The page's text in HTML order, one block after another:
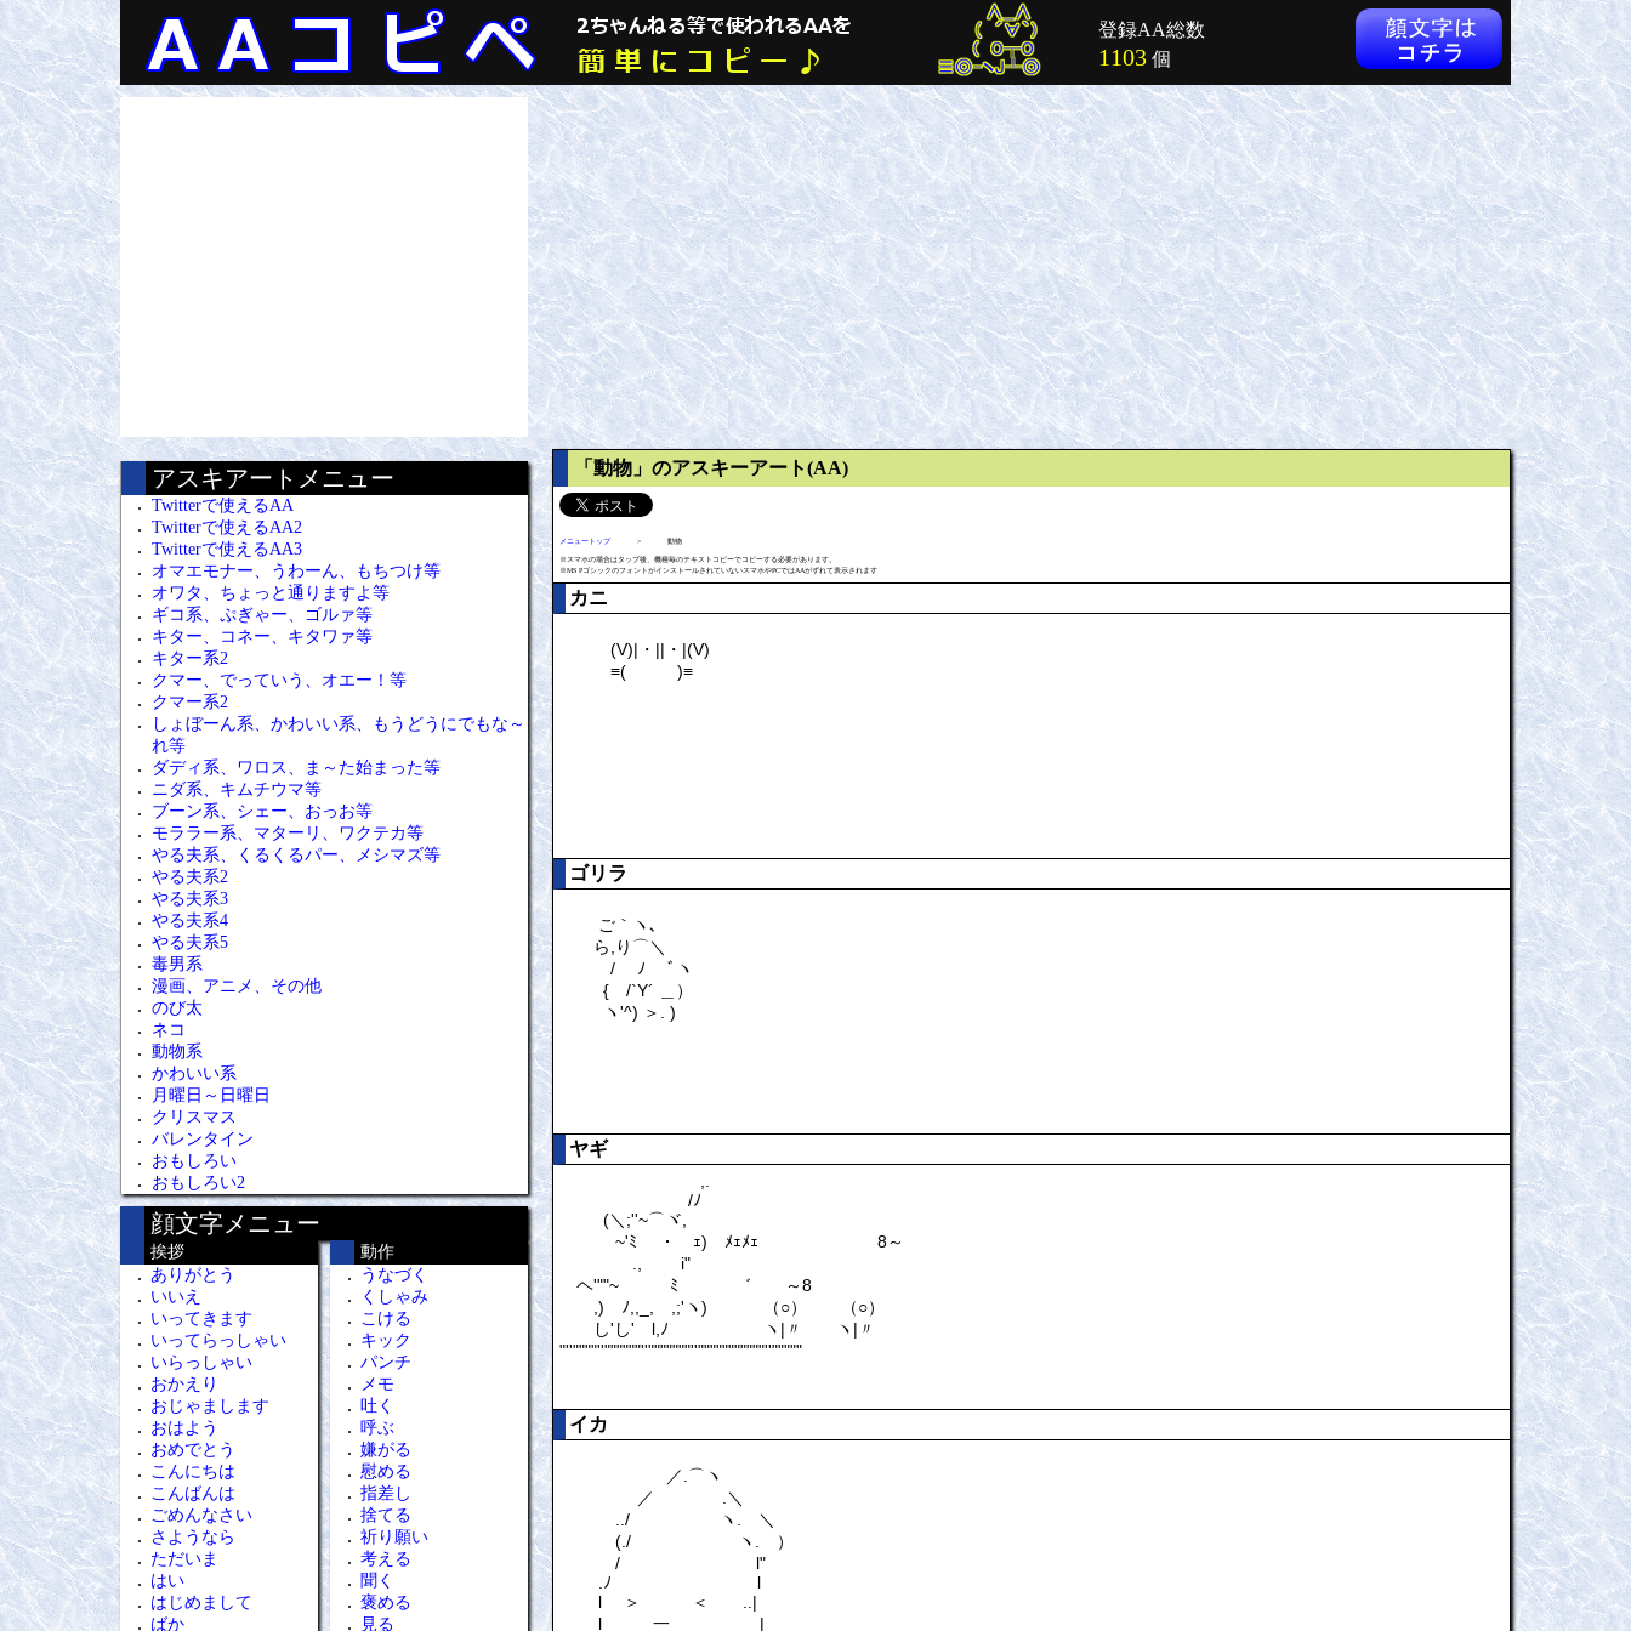
登録AA総数
1103 個
アスキアートメニュー
Twitterで使えるAA
Twitterで使えるAA2
Twitterで使えるAA3
オマエモナー、うわーん、もちつけ等
オワタ、ちょっと通りますよ等
ギコ系、ぷぎゃー、ゴルァ等
キター、コネー、キタワァ等
キター系2
クマー、でっていう、オエー！等
クマー系2
しょぼーん系、かわいい系、もうどうにでもな～
れ等
ダディ系、ワロス、ま～た始まった等
ニダ系、キムチウマ等
ブーン系、シェー、おっお等
モララー系、マターリ、ワクテカ等
やる夫系、くるくるパー、メシマズ等
やる夫系2
やる夫系3
やる夫系4
やる夫系5
毒男系
漫画、アニメ、その他
のび太
ネコ
動物系
かわいい系
月曜日～日曜日
クリスマス
バレンタイン
おもしろい
おもしろい2
顔文字メニュー
挨拶
ありがとう
いいえ
いってきます
いってらっしゃい
いらっしゃい
おかえり
おじゃまします
おはよう
おめでとう
こんにちは
こんばんは
ごめんなさい
さようなら
ただいま
はい
はじめまして
ばか
動作
うなづく
くしゃみ
こける
キック
パンチ
メモ
吐く
呼ぶ
嫌がる
慰める
指差し
捨てる
祈り願い
考える
聞く
褒める
見る
「動物」のアスキーアート(AA)
メニュートップ > 動物
※スマホの場合はタップ後、機種毎のテキストコピーでコピーする必要があります。
※MS PゴシックのフォントがインストールされていないスマホやPCではAAがずれて表示されます
カニ
ゴリラ
ヤギ
イカ